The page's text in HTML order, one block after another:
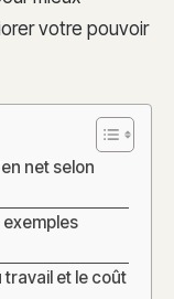
votre pouvoir
net selon
travail et le coût